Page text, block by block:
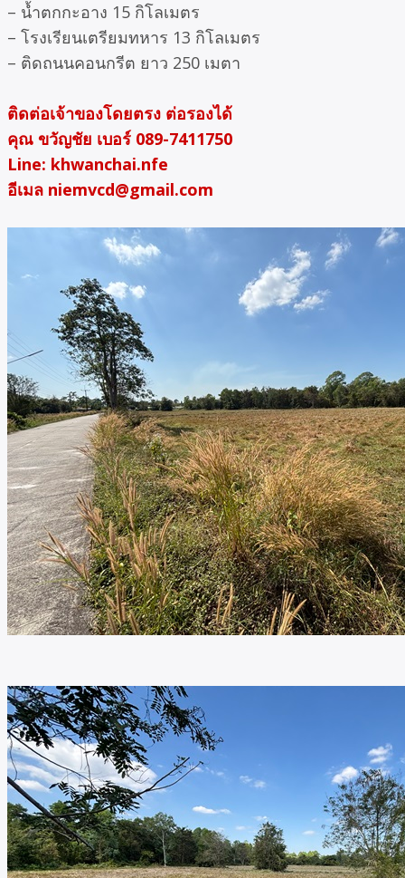
– น้ำตกกะอาง 15 กิโลเมตร
– โรงเรียนเตรียมทหาร 13 กิโลเมตร
– ติดถนนคอนกรีต ยาว 250 เมตา
ติดต่อเจ้าของโดยตรง ต่อรองได้
คุณ ขวัญชัย เบอร์ 089-7411750
Line: khwanchai.nfe
อีเมล niemvcd@gmail.com